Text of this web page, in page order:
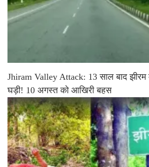
Jhiram Valley Attack: 13 साल बाद
घड़ी! 10 अगस्त को आखिरी बहस